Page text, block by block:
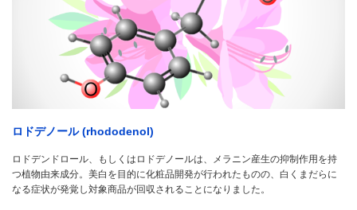
ロドデノール (rhododenol)
ロドデンドロール、もしくはロドデノールは、メラニン産生の抑制作用を持
つ植物由来成分。美白を目的に化粧品開発が行われたものの、白くまだらに
なる症状が発覚し対象商品が回収されることになりました。